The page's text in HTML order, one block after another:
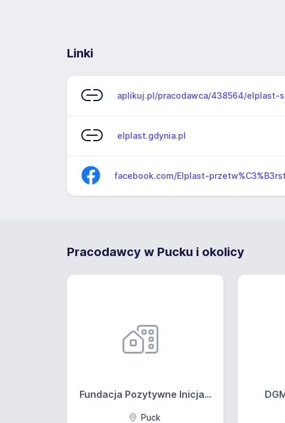
Linki
aplikuj.pl/pracodawca/438564/elplast-
elplast.gdynia.pl
facebook.com/Elplast-
Pracodawcy w Pucku i okolicy
Fundacja Pozytywne Inicja...
Puck